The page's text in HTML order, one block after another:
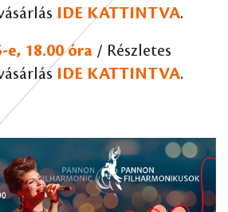
IDE KATTINTVA.
e, 18.00 óra / Részletes
IDE KATTINTVA.